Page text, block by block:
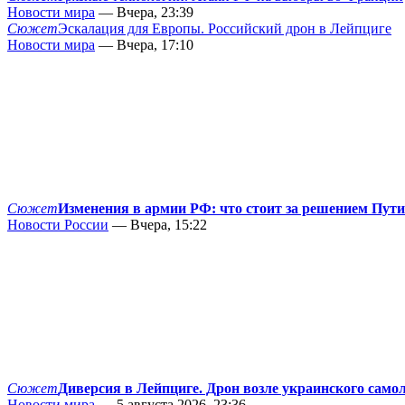
Новости мира — Вчера, 23:39
СюжетЭскалация для Европы. Российский дрон в Лейпциге
Новости мира — Вчера, 17:10
СюжетИзменения в армии РФ: что стоит за решением
Новости России — Вчера, 15:22
СюжетДиверсия в Лейпциге. Дрон возле украинского